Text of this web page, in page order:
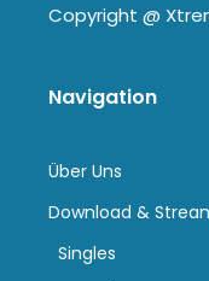
Copyright @
Navigation
Über Uns
Download &
Singles